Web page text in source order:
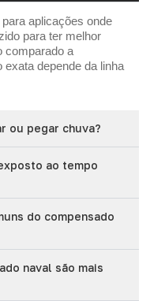
aplicações onde
para ter melhor
comparado a
depende da linha
ou pegar chuva?
ao tempo
do compensado
naval são mais